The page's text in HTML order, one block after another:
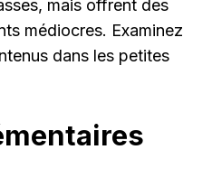
mais offrent des
médiocres. Examinez
dans les petites